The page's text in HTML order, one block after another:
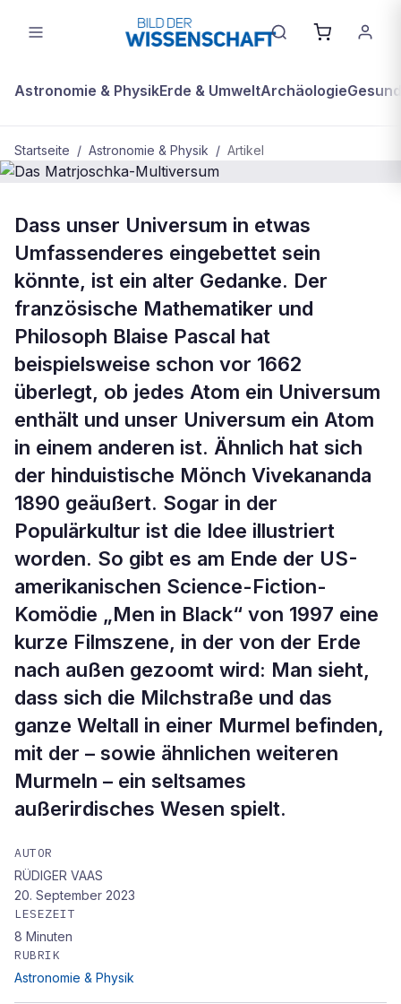
Astronomie & PhysikErde & UmweltArchäologie
Startseite / Astronomie & Physik / Artikel
ASTRONOMIE & PHYSIK
Das Matrjoschka-Multiversum
Dass unser Universum in etwas
Umfassenderes eingebettet sein
könnte, ist ein alter Gedanke. Der
französische Mathematiker und
Philosoph Blaise Pascal hat
beispielsweise schon vor 1662
überlegt, ob jedes Atom ein Universum
enthält und unser Universum ein Atom
in einem anderen ist. Ähnlich hat sich
der hinduistische Mönch Vivekananda
1890 geäußert. Sogar in der
Populärkultur ist die Idee illustriert
worden. So gibt es am Ende der US-
amerikanischen Science-Fiction-
Komödie „Men in Black“ von 1997 eine
kurze Filmszene, in der von der Erde
nach außen gezoomt wird: Man sieht,
dass sich die Milchstraße und das
ganze Weltall in einer Murmel befinden,
mit der – sowie ähnlichen weiteren
Murmeln – ein seltsames
außerirdisches Wesen spielt.
AUTOR
RÜDIGER VAAS
20. September 2023
LESEZEIT
8 Minuten
RUBRIK
Astronomie & Physik